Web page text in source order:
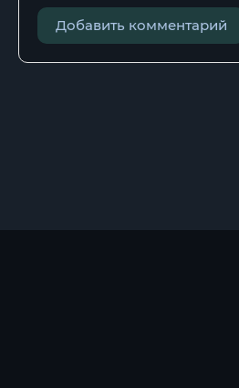
Добавить комментарий